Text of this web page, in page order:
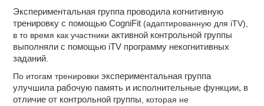
Экспериментальная группа проводила когнитивную
тренировку с помощью CogniFit (адаптированную для iTV),
в то время как участникиактивной контрольной группы
выполняли с помощью iTV программу некогнитивных
заданий
По итогам тренировкиэкспериментальная группа
улучшила рабочую память и исполнительные функции, в
отличие от контрольной группы , которая не